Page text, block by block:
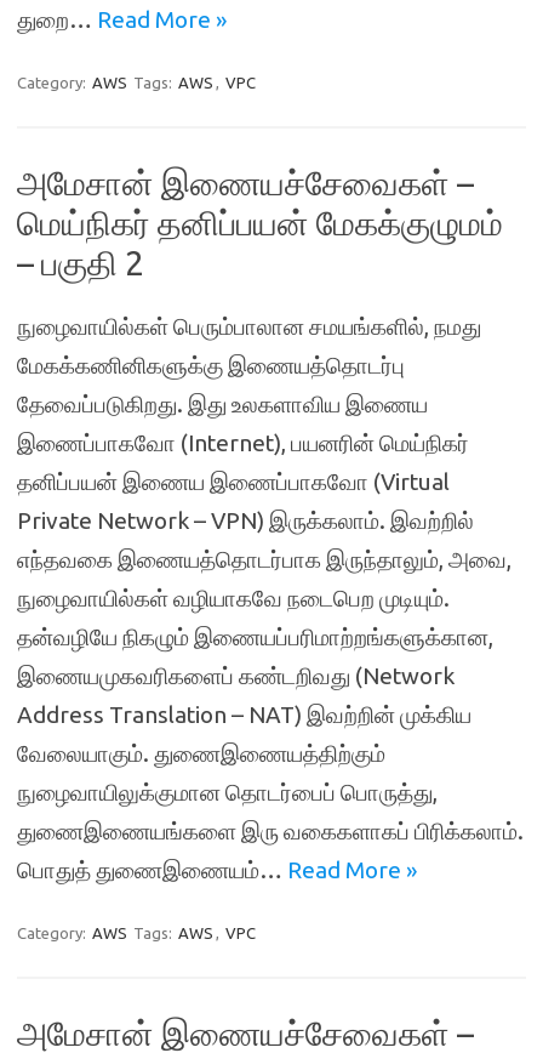
துறை… Read More »
Category: AWS Tags: AWS , VPC
அமேசான் இணையச்சேவைகள் –
மெய்நிகர் தனிப்பயன் மேகக்குழுமம்
– பகுதி 2
நுழைவாயில்கள் பெரும்பாலான சமயங்களில், நமது
மேகக்கணினிகளுக்கு இணையத்தொடர்பு
தேவைப்படுகிறது. இது உலகளாவிய இணைய
இணைப்பாகவோ (Internet), பயனரின் மெய்நிகர்
தனிப்பயன் இணைய இணைப்பாகவோ (Virtual
Private Network – VPN) இருக்கலாம். இவற்றில்
எந்தவகை இணையத்தொடர்பாக இருந்தாலும், அவை,
நுழைவாயில்கள் வழியாகவே நடைபெற முடியும்.
தன்வழியே நிகழும் இணையப்பரிமாற்றங்களுக்கான,
இணையமுகவரிகளைப் கண்டறிவது (Network
Address Translation – NAT) இவற்றின் முக்கிய
வேலையாகும். துணைஇணையத்திற்கும்
நுழைவாயிலுக்குமான தொடர்பைப் பொருத்து,
துணைஇணையங்களை இரு வகைகளாகப் பிரிக்கலாம்.
பொதுத் துணைஇணையம்… Read More »
Category: AWS Tags: AWS , VPC
அமேசான் இணையச்சேவைகள் –